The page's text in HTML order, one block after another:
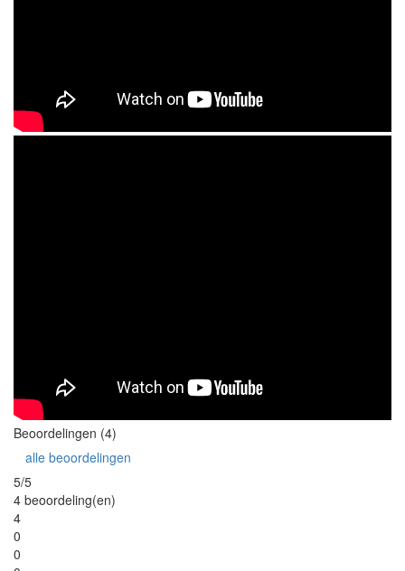
Beoordelingen (4)
alle beoordelingen
5/5
4 beoordeling(en)
4
0
0